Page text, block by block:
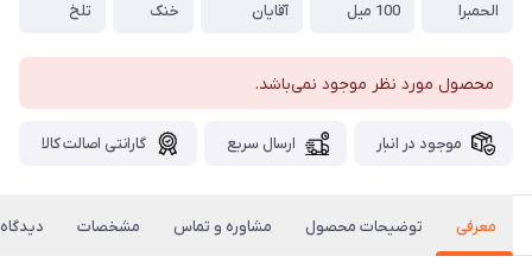
الحمبرا
100 میل
آقایان
خنک
تلخ
محصول مورد نظر موجود نمی‌باشد.
موجود در انبار ارسال سریع گارانتی اصالت کالا
معرفی توضیحات محصول مشاوره و تماس مشخصات